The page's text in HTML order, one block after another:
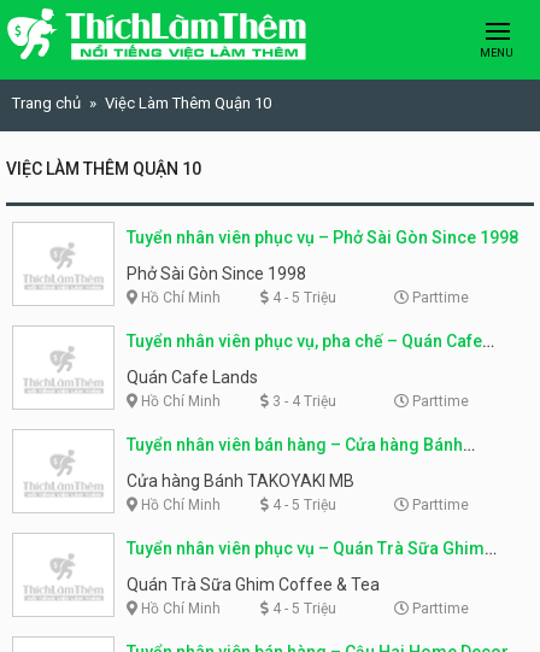
Skip to content
MENU
Trang chủ Việc Làm Thêm Quận 10
VIỆC LÀM THÊM QUẬN 10
Tuyển nhân viên phục vụ – Phở Sài Gòn Since 1998
Phở Sài Gòn Since 1998
Hồ Chí Minh 4 - 5 Triệu Parttime
Tuyển nhân viên phục vụ, pha chế – Quán Cafe
Lands
Quán Cafe Lands
Hồ Chí Minh 3 - 4 Triệu Parttime
Tuyển nhân viên bán hàng – Cửa hàng Bánh
TAKOYAKI MB
Cửa hàng Bánh TAKOYAKI MB
Hồ Chí Minh 4 - 5 Triệu Parttime
Tuyển nhân viên phục vụ – Quán Trà Sữa Ghim
Coffee & Tea
Quán Trà Sữa Ghim Coffee & Tea
Hồ Chí Minh 4 - 5 Triệu Parttime